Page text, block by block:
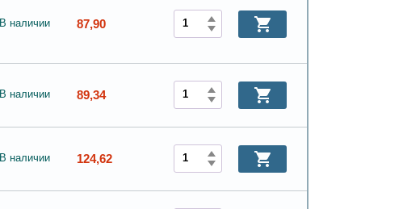
В наличии 87,90
В наличии 89,34
В наличии 124,62